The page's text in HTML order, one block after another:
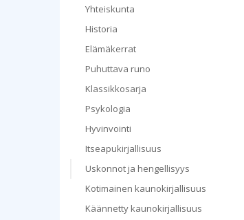
Yhteiskunta
Historia
Elämäkerrat
Puhuttava runo
Klassikkosarja
Psykologia
Hyvinvointi
Itseapukirjallisuus
Uskonnot ja hengellisyys
Kotimainen kaunokirjallisuus
Käännetty kaunokirjallisuus